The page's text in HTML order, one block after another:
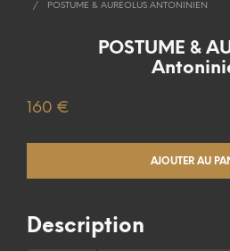
/
POSTUME & AURÉOLUS ANTONINIEN
POSTUME &
160 €
AJOUTER AU
Description